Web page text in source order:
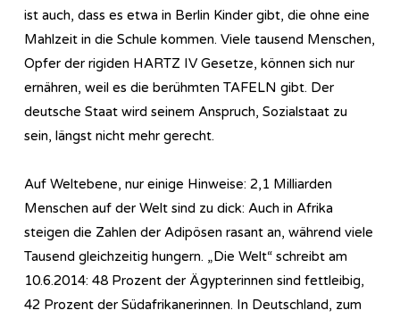
ist auch, dass es etwa in Berlin Kinder gibt, die ohne eine
Mahlzeit in die Schule kommen. Viele tausend Menschen,
Opfer der rigiden HARTZ IV Gesetze, können sich nur
ernähren, weil es die berühmten TAFELN gibt. Der
deutsche Staat wird seinem Anspruch, Sozialstaat zu
sein, längst nicht mehr gerecht.
Auf Weltebene, nur einige Hinweise: 2,1 Milliarden
Menschen auf der Welt sind zu dick: Auch in Afrika
steigen die Zahlen der Adipösen rasant an, während viele
Tausend gleichzeitig hungern. „Die Welt“ schreibt am
10.6.2014: 48 Prozent der Ägypterinnen sind fettleibig,
42 Prozent der Südafrikanerinnen. In Deutschland, zum